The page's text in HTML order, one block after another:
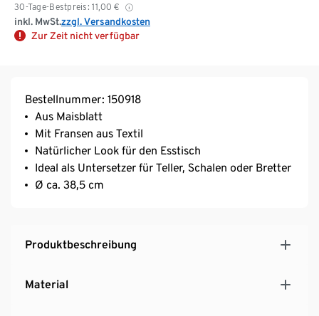
30-Tage-Bestpreis: 11,00 €
inkl. MwSt.zzgl. Versandkosten
Zur Zeit nicht verfügbar
Bestellnummer: 150918
Aus Maisblatt
Mit Fransen aus Textil
Natürlicher Look für den Esstisch
Ideal als Untersetzer für Teller, Schalen oder Bretter
Ø ca. 38,5 cm
Produktbeschreibung
Material